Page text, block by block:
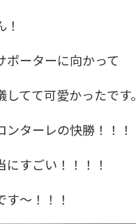
ポーターに向かって
てて可愛かったです。
ンターレの快勝！！！
にすごい！！！！
〜！！！